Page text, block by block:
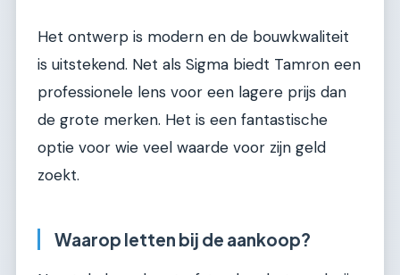
Het ontwerp is modern en de bouwkwaliteit
is uitstekend. Net als Sigma biedt Tamron een
professionele lens voor een lagere prijs dan
de grote merken. Het is een fantastische
optie voor wie veel waarde voor zijn geld
zoekt.
Waarop letten bij de aankoop?